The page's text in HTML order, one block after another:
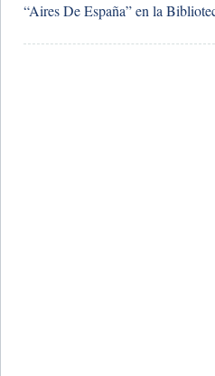
“Aires De España” en la